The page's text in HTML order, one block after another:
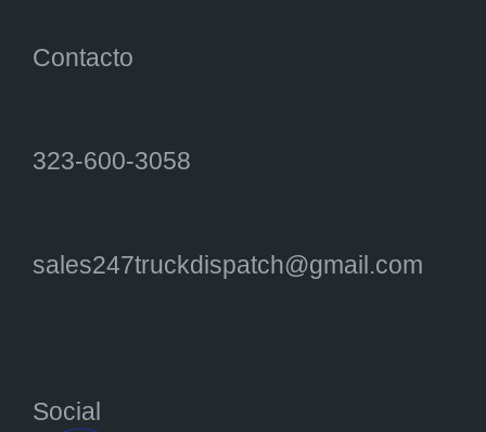
Contacto
323-600-3058
sales247truckdispatch@gmail.com
Social